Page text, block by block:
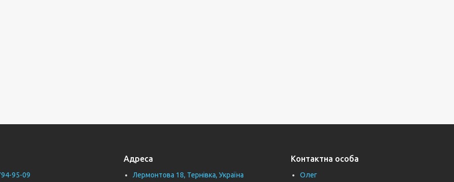
95-09
Адреса
Лермонтова 18, Тернівка, Україна
Контактна особа
Олег